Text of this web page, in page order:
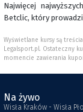
Najwięcej
Betclic, który
Wyświetlane kursy są
Legalsport.pl. Ostateczny
momencie zawierania
Na żywo
Wisła Kraków - Wisła